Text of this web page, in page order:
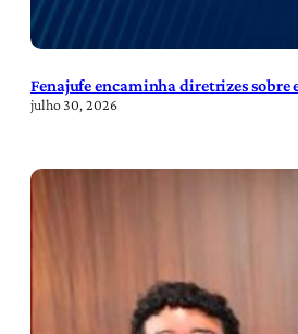
Fenajufe encaminha diretrizes sobre
julho 30, 2026